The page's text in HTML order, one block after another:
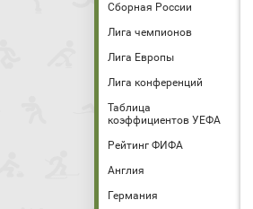
Сборная России
Лига чемпионов
Лига Европы
Лига конференций
Таблица
коэффициентов УЕФА
Рейтинг ФИФА
Англия
Германия